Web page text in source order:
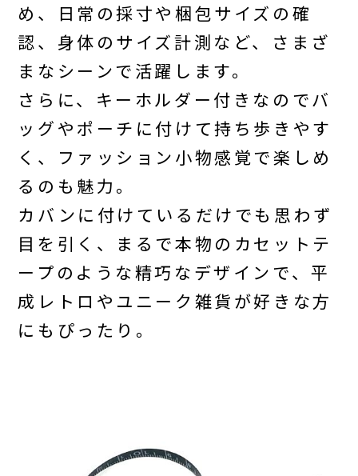
め、日常の採寸や梱包サイズの確
認、身体のサイズ計測など、さまざ
まなシーンで活躍します。
さらに、キーホルダー付きなのでバ
ッグやポーチに付けて持ち歩きやす
く、ファッション小物感覚で楽しめ
るのも魅力。
カバンに付けているだけでも思わず
目を引く、まるで本物のカセットテ
ープのような精巧なデザインで、平
成レトロやユニーク雑貨が好きな方
にもぴったり。